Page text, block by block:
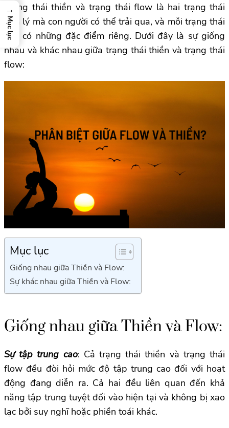
Trạng thái thiền và trạng thái flow là hai trạng thái
tâm lý mà con người có thể trải qua, và mỗi trạng thái
này có những đặc điểm riêng. Dưới đây là sự giống
nhau và khác nhau giữa trạng thái thiền và trạng thái
flow:
Mục lục
Giống nhau giữa Thiền và Flow:
Sự khác nhau giữa Thiền và Flow:
Giống nhau giữa Thiền và Flow:
Sự tập trung cao: Cả trạng thái thiền và trạng thái
flow đều đòi hỏi mức độ tập trung cao đối với hoạt
động đang diễn ra. Cả hai đều liên quan đến khả
năng tập trung tuyệt đối vào hiện tại và không bị xao
lạc bởi suy nghĩ hoặc phiền toái khác.
→
Mục lục